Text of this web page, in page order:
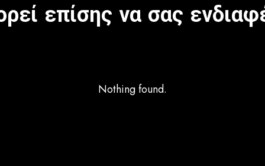
επίσης να σας
Nothing found.